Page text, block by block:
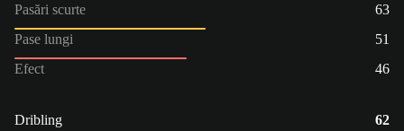
Pasări scurte
63
Pase lungi
51
Efect
46
Dribling
62